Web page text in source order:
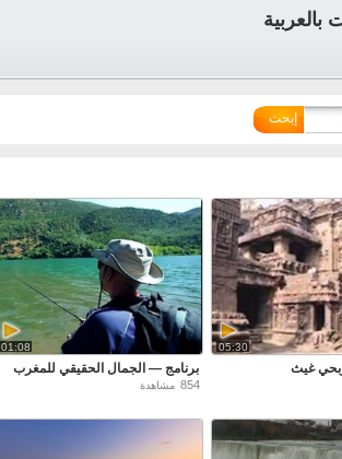
إبحث
05:30
ربحي غيث
01:08
برنامج — الجمال الحقيقي للمغرب
854 مشاهدة